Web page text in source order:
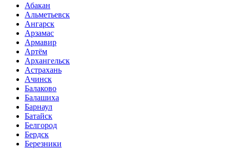
Абакан
Альметьевск
Ангарск
Арзамас
Армавир
Артём
Архангельск
Астрахань
Ачинск
Балаково
Балашиха
Барнаул
Батайск
Белгород
Бердск
Березники